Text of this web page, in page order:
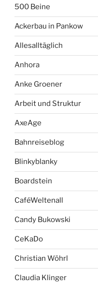
500 Beine
Ackerbau in Pankow
Allesalltäglich
Anhora
Anke Groener
Arbeit und Struktur
AxeAge
Bahnreiseblog
Blinkyblanky
Boardstein
CaféWeltenall
Candy Bukowski
CeKaDo
Christian Wöhrl
Claudia Klinger